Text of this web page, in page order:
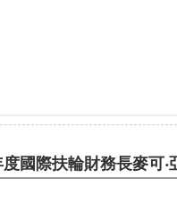
國際扶輪財務長麥可‧